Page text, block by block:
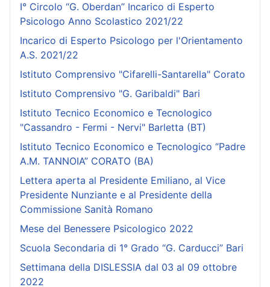
I° Circolo “G. Oberdan” Incarico di Esperto
Psicologo Anno Scolastico 2021/22
Incarico di Esperto Psicologo per l'Orientamento
A.S. 2021/22
Istituto Comprensivo "Cifarelli-Santarella" Corato
Istituto Comprensivo "G. Garibaldi" Bari
Istituto Tecnico Economico e Tecnologico
"Cassandro - Fermi - Nervi" Barletta (BT)
Istituto Tecnico Economico e Tecnologico “Padre
A.M. TANNOIA” CORATO (BA)
Lettera aperta al Presidente Emiliano, al Vice
Presidente Nunziante e al Presidente della
Commissione Sanità Romano
Mese del Benessere Psicologico 2022
Scuola Secondaria di 1° Grado “G. Carducci” Bari
Settimana della DISLESSIA dal 03 al 09 ottobre
2022